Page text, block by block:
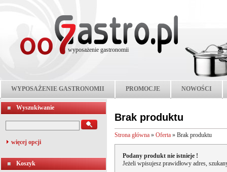
wyposażenie gastronomii
WYPOSAŻENIE GASTRONOMII PROMOCJE NOWOŚCI
Wyszukiwanie
więcej opcji
Koszyk
Brak produktu
Strona główna » Oferta » Brak produktu
Podany produkt nie istnieje !
Jeżeli wpisujesz prawidłowy adres,